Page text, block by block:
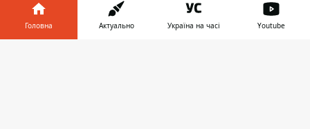
Головна Актуально Україна на часі Youtube